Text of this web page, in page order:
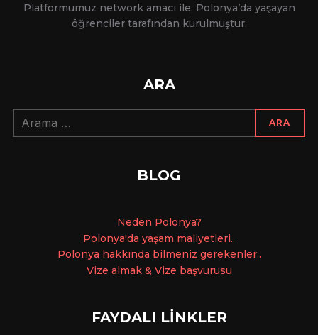
Platformumuz network amacı ile, Polonya’da yaşayan
öğrenciler tarafından kurulmuştur.
ARA
Arama:
ARA
BLOG
Neden Polonya?
Polonya'da yaşam maliyetleri..
Polonya hakkında bilmeniz gerekenler..
Vize almak & Vize başvurusu
FAYDALI LİNKLER